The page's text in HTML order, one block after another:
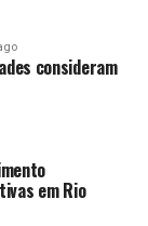
consideram
em Rio